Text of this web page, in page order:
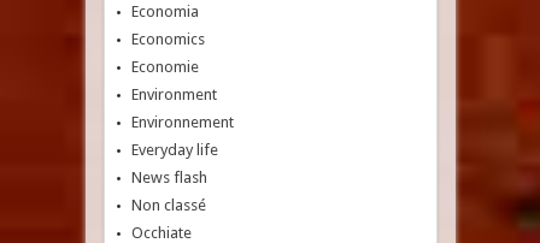
Economia
Economics
Economie
Environment
Environnement
Everyday life
News flash
Non classé
Occhiate